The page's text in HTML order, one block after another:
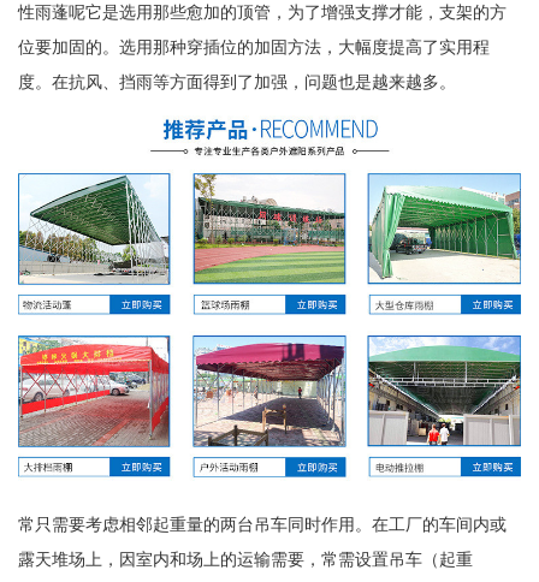
性雨蓬呢它是选用那些愈加的顶管，为了增强支撑才能，支架的方
位要加固的。选用那种穿插位的加固方法，大幅度提高了实用程
度。在抗风、挡雨等方面得到了加强，问题也是越来越多。
常只需要考虑相邻起重量的两台吊车同时作用。在工厂的车间内或
露天堆场上，因室内和场上的运输需要，常需设置吊车（起重